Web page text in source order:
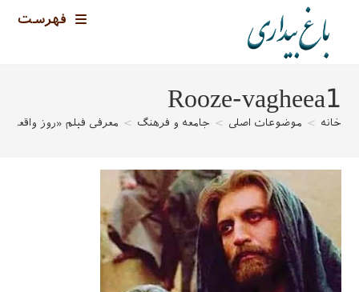
فهرست
Rooze-vagheea1
خانه > موضوعات اصلی > جامعه و فرهنگ > معرفی فیلم «روز واقعه»